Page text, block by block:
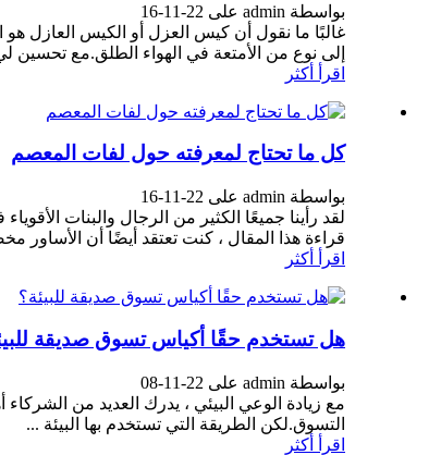
بواسطة admin على 22-11-16
غالبًا ما نقول أن كيس العزل أو الكيس العازل
إلى نوع من الأمتعة في الهواء الطلق.مع تحسين
اقرأ أكثر
كل ما تحتاج لمعرفته حول لفات المعصم
بواسطة admin على 22-11-16
لقد رأينا جميعًا الكثير من الرجال والبنات
قراءة هذا المقال ، كنت تعتقد أيضًا أن الأساور
اقرأ أكثر
هل تستخدم حقًا أكياس تسوق صديقة
بواسطة admin على 22-11-08
مع زيادة الوعي البيئي ، يدرك العديد من
التسوق.لكن الطريقة التي تستخدم بها البيئة ...
اقرأ أكثر